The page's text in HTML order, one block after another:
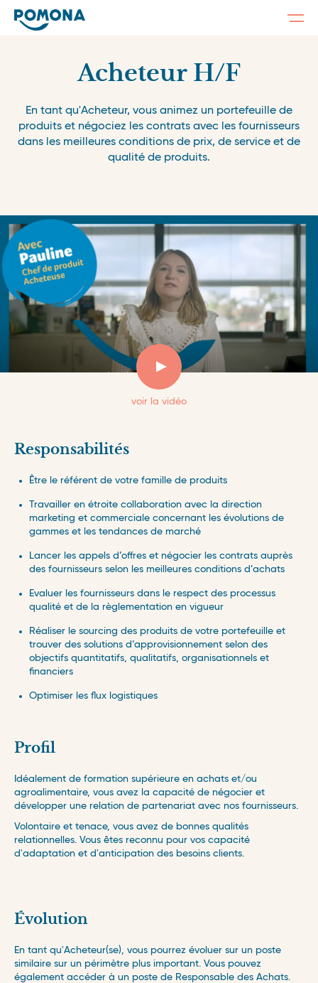
Acheteur H/F
En tant qu'Acheteur, vous animez un portefeuille de
produits et négociez les contrats avec les fournisseurs
dans les meilleures conditions de prix, de service et de
qualité de produits.
voir la vidéo
Responsabilités
Être le référent de votre famille de produits
Travailler en étroite collaboration avec la direction
marketing et commerciale concernant les évolutions de
gammes et les tendances de marché
Lancer les appels d’offres et négocier les contrats auprès
des fournisseurs selon les meilleures conditions d’achats
Evaluer les fournisseurs dans le respect des processus
qualité et de la règlementation en vigueur
Réaliser le sourcing des produits de votre portefeuille et
trouver des solutions d’approvisionnement selon des
objectifs quantitatifs, qualitatifs, organisationnels et
financiers
Optimiser les flux logistiques
Profil
Idéalement de formation supérieure en achats et/ou
agroalimentaire, vous avez la capacité de négocier et
développer une relation de partenariat avec nos fournisseurs.
Volontaire et tenace, vous avez de bonnes qualités
relationnelles. Vous êtes reconnu pour vos capacité
d'adaptation et d'anticipation des besoins clients.
Évolution
En tant qu'Acheteur(se), vous pourrez évoluer sur un poste
similaire sur un périmètre plus important. Vous pouvez
également accéder à un poste de Responsable des Achats.